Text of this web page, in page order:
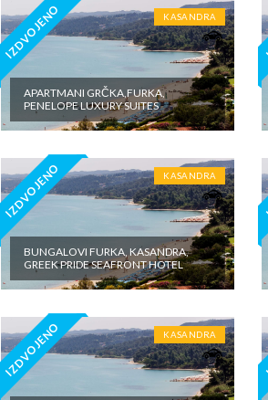
IZDVOJENO KASANDRA
APARTMANI GRČKA,FURKA,
PENELOPE LUXURY SUITES
IZDVOJENO KASANDRA
BUNGALOVI FURKA, KASANDRA,
GREEK PRIDE SEAFRONT HOTEL
IZDVOJENO KASANDRA